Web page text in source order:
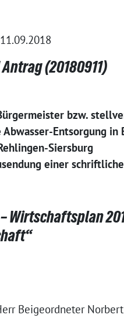
(20180911)
bzw.
Abwasser-Entsorgung in
Siersburg
einer
– Wirtschaftsplan
Beigeordneter